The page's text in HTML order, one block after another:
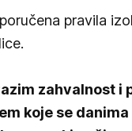
pravila
zahvalnost i
koje se